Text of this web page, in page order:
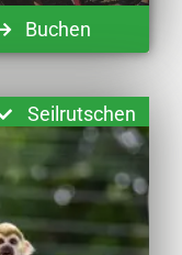
Buchen
Seilrutschen